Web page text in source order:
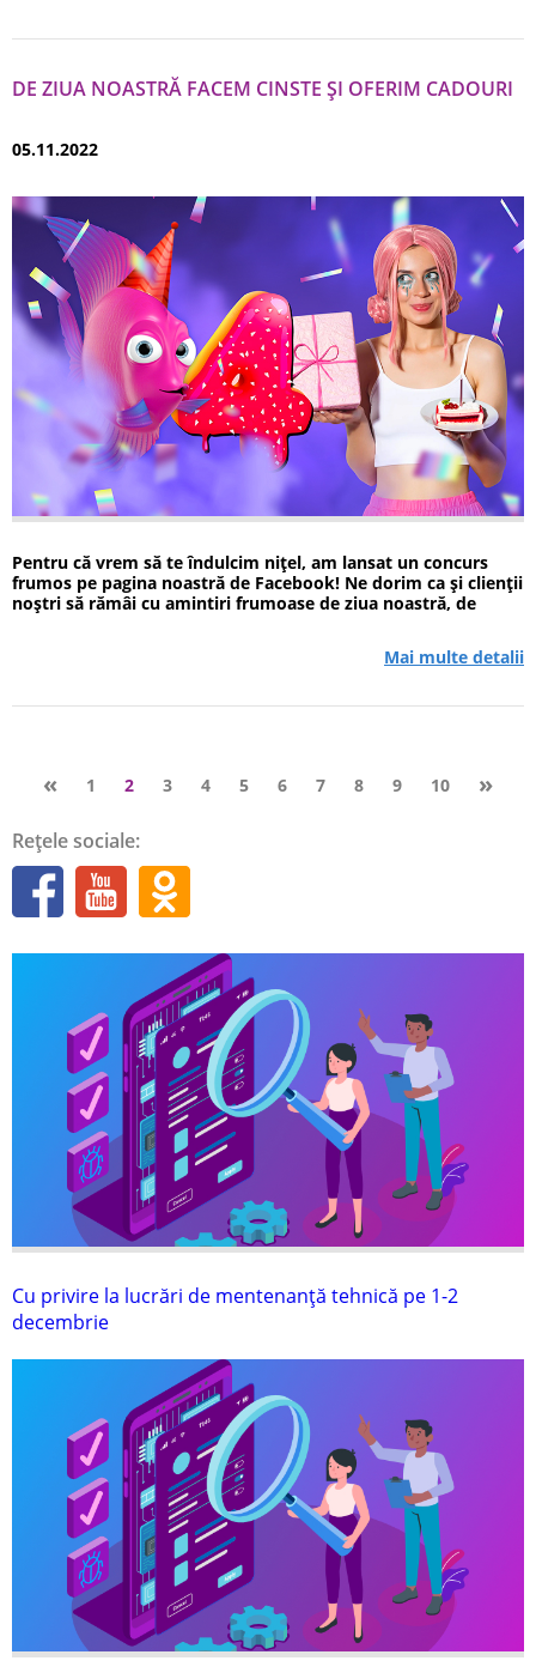
Rețele sociale:
Cu privire la lucrări de mentenanţă tehnică pe 1-2
decembrie
DE ZIUA NOASTRĂ FACEM CINSTE ȘI OFERIM CADOURI
05.11.2022
Pentru că vrem să te îndulcim nițel, am lansat un concurs
frumos pe pagina noastră de Facebook! Ne dorim ca și clienții
noștri să rămâi cu amintiri frumoase de ziua noastră, de
Mai multe detalii
« 1 2 3 4 5 6 7 8 9 10 »